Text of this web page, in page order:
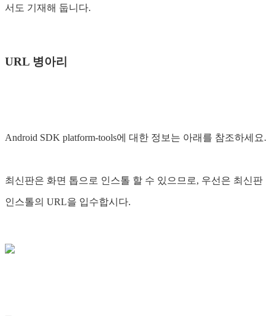
서도 기재해 둡니다.
URL 병아리
Android SDK platform-tools에 대한 정보는 아래를 참조하세요.
최신판은 화면 톱으로 인스톨 할 수 있으므로, 우선은 최신판
인스톨의 URL을 입수합시다.